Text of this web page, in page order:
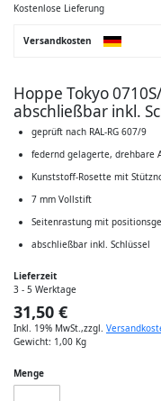
Bildgalerie
Kostenlose Lieferung
Versandkosten
Hoppe Tokyo
abschließbar inkl.
geprüft nach RAL-RG 607/9
federnd gelagerte, drehbare
Kunststoff-Rosette mit
7 mm Vollstift
Seitenrastung mit
abschließbar inkl. Schlüssel
Lieferzeit
3 - 5 Werktage
31,50 €
Inkl. 19% MwSt.,zzgl.
Gewicht: 1,00 Kg
Menge